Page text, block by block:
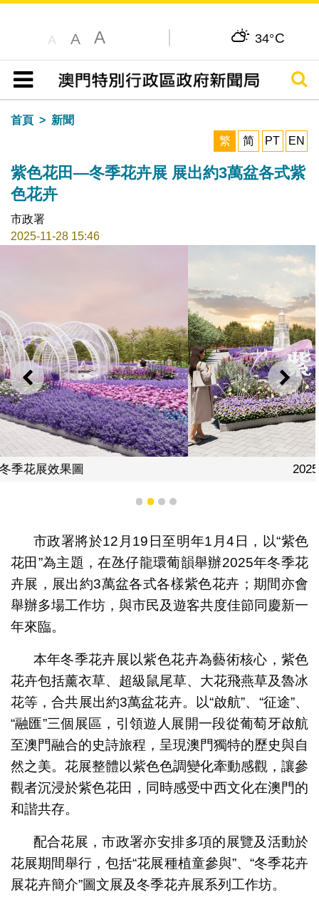
A A A 34°C
目錄
搜尋
首頁
新聞
繁
简 PT EN
紫色花田—冬季花卉展 展出約3萬盆各式紫
色花卉
市政署
2025-11-28 15:46
上一則 下一
1 2 3 4
市政署將於12月19日至明年1月4日，以“紫色
花田”為主題，在氹仔龍環葡韻舉辦2025年冬季花
卉展，展出約3萬盆各式各樣紫色花卉；期間亦會
舉辦多場工作坊，與市民及遊客共度佳節同慶新一
年來臨。
本年冬季花卉展以紫色花卉為藝術核心，紫色
花卉包括薰衣草、超級鼠尾草、大花飛燕草及魯冰
花等，合共展出約3萬盆花卉。以“啟航”、“征途”、
“融匯”三個展區，引領遊人展開一段從葡萄牙啟航
至澳門融合的史詩旅程，呈現澳門獨特的歷史與自
然之美。花展整體以紫色色調變化牽動感觀，讓參
觀者沉浸於紫色花田，同時感受中西文化在澳門的
和諧共存。
配合花展，市政署亦安排多項的展覽及活動於
花展期間舉行，包括“花展種植童參與”、“冬季花卉
展花卉簡介”圖文展及冬季花卉展系列工作坊。